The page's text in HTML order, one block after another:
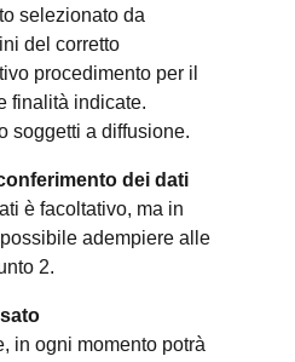
selezionato da
del corretto
procedimento per il
finalità indicate.
soggetti a diffusione.
dei dati
è facoltativo, ma in
adempiere alle
2.
in ogni momento potrà